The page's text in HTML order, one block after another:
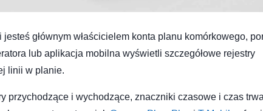
jesteś głównym właścicielem konta planu komórkowego,
lub aplikacja mobilna wyświetli szczegółowe rejestry
linii w planie.
przychodzące i wychodzące, znaczniki czasowe i czas